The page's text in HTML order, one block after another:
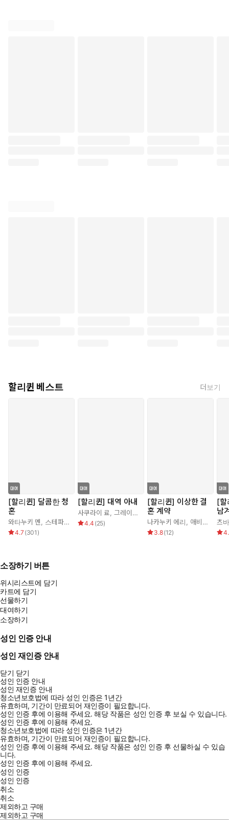
할리퀸 베스트 더보기
[할리퀸] 달콤한 청
혼
와타누키 멘 스테파니 로렌스
4.7 (301 )
[할리퀸] 대역 아내
사쿠라이 료 그레이스 그린
4.4 (25)
[할리퀸] 이상한 결
혼 계약
나카누키 에리 애비 그린
3.8(12)
[할
남
츠
소장하기 버튼
위시리스트에 담기
카트에 담기
선물하기
대여하기
소장하기
성인 인증 안내
성인 재인증 안내
닫기 닫기
성인 인증 안내
성인 재인증 안내
청소년보호법에 따라 성인 인증은 1년간
유효하며, 기간이 만료되어 재인증이 필요합니다.
성인 인증 후에 이용해 주세요.해당 작품은 성인 인증 후 보실 수 있습니다.
성인 인증 후에 이용해 주세요.
청소년보호법에 따라 성인 인증은 1년간
유효하며, 기간이 만료되어 재인증이 필요합니다.
성인 인증 후에 이용해 주세요.해당 작품은 성인 인증 후 선물하실 수 있습
니다.
성인 인증 후에 이용해 주세요.
성인 인증
성인 인증
취소
취소
제외하고 구매
제외하고 구매